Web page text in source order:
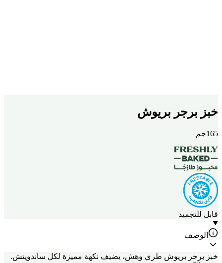
خبز برجر بريوش
165جم
قابل للتجميد
الوصف
خبز برجر بريوش طري وهش، يضيف نكهة مميزة لكل ساندويتش.